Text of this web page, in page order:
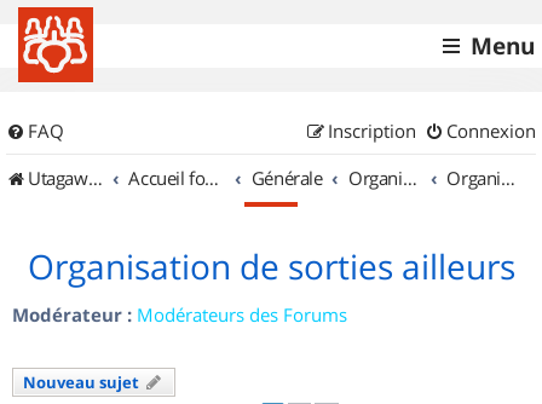
Menu
FAQ Connexion
Inscription
UtagawaVTT (Randos VTT et VTTAE avec traces GPS)
Accueil forum Générale Organisation de sorties & Recherche de partenaires Organisation de sorties ailleurs
Organisation de sorties ailleurs
Modérateur : Modérateurs des Forums
Nouveau sujet